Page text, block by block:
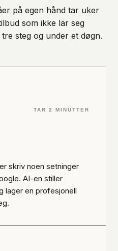
på egen hånd tar uker
som ikke lar seg
steg og under et døgn.
TAR 2 MINUTTER
skriv noen setninger
AI-en stiller
lager en profesjonell